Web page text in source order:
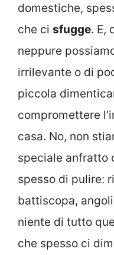
domestiche,
che ci sfugge. E,
neppure
irrilevante o di
piccola
compromettere
casa. No, non
speciale anfratto
spesso di pulire:
battiscopa,
niente di tutto
che spesso ci